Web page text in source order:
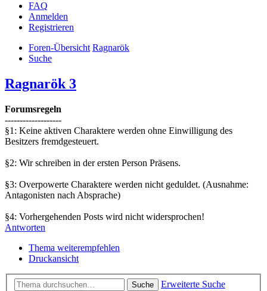
FAQ
Anmelden
Registrieren
Foren-Übersicht Ragnarök
Suche
Ragnarök 3
Forumsregeln
-------------------
§1: Keine aktiven Charaktere werden ohne Einwilligung des
Besitzers fremdgesteuert.
§2: Wir schreiben in der ersten Person Präsens.
§3: Overpowerte Charaktere werden nicht geduldet. (Ausnahme:
Antagonisten nach Absprache)
§4: Vorhergehenden Posts wird nicht widersprochen!
Antworten
Thema weiterempfehlen
Druckansicht
Suche
Erweiterte Suche